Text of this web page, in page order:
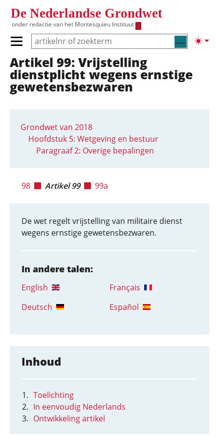
De Nederlandse Grondwet
onder redactie van het Montesquieu Instituut
Zoeken
Primair menu tonen/verbergen
Hoofdnavigatie
Artikel 99: Vrijstelling
dienstplicht wegens ernstige
gewetensbezwaren
Grondwet van 2018
Hoofdstuk 5: Wetgeving en bestuur
Paragraaf 2: Overige bepalingen
98 Artikel 99 99a
De wet regelt vrijstelling van militaire dienst
wegens ernstige gewetensbezwaren.
In andere talen:
English
Français
Deutsch
Español
Inhoud
Toelichting
In eenvoudig Nederlands
Ontwikkeling artikel